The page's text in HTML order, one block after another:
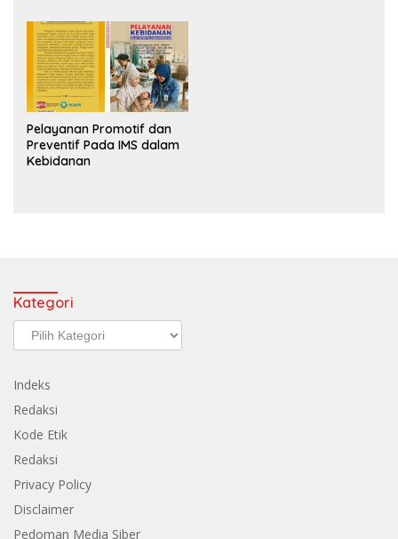
Pelayanan Promotif dan
Preventif Pada IMS dalam
Kebidanan
Kategori
Kategori
Indeks
Redaksi
Kode Etik
Redaksi
Privacy Policy
Disclaimer
Pedoman Media Siber